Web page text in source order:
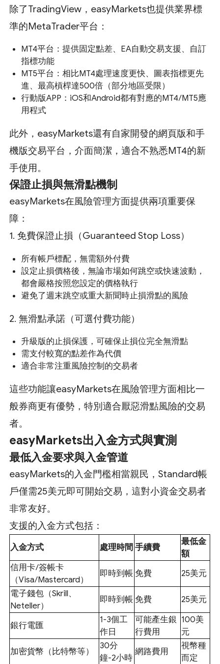
除了TradingView，easyMarkets也提供業界標
準的MetaTrader平台：
MT4平台：提供固定點差、EA自動交易支援、自訂
指標功能
MT5平台：相比MT4處理速度更快、圖表指標更先
進、最高槓桿達500倍（部分地區受限）
行動版APP：iOS和Android都有對應的MT4/MT5應
用程式
此外，easyMarkets還有自家開發的網頁版和手
機版交易平台，介面簡潔，適合不熟悉MT4的新
手使用。
保證止損與無滑點機制
easyMarkets在風險管理方面提供兩項重要保
障：
1. 免費保證止損（Guaranteed Stop Loss）
所有帳戶標配，無需額外付費
設定止損價格後，無論市場如何跳空或快速波動，
都會嚴格按照您設定的價格執行
避免了週末跳空或重大新聞時止損滑點的風險
2. 無滑點承諾（可選付費功能）
升級版的止損保護，可確保止損位完全無滑點
需支付較寬的點差作為代價
適合非常注重風險控制的交易者
這些功能讓easyMarkets在風險管理方面相比一
般券商更有優勢，特別適合厭惡滑點風險的交易
者。
easyMarkets出入金方式與實測
最低入金要求與入金管道
easyMarkets的入金門檻相當親民，Standard帳
戶僅需25美元即可開始交易，這對小資金交易者
非常友好。
支援的入金方式包括：
入金方式 處理時間 手續費
最低金
額
信用卡/簽帳卡
（Visa/Mastercard）
即時到帳 免費
25美元
電子錢包（Skrill、
Neteller）
即時到帳 免費 25美元
銀行電匯
1-3個工
作日
可能產生銀
行費用
100美
元
加密貨幣（比特幣等）
30分
鐘-2小時
網路費用
視幣種
而定